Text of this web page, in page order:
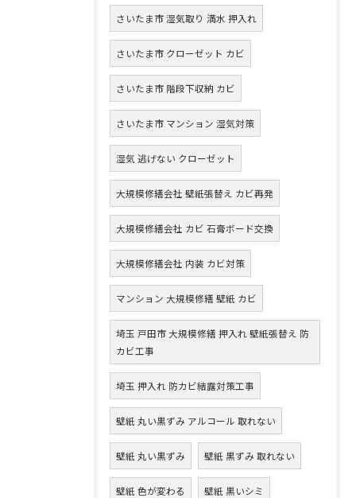
さいたま市 湿気取り 満水 押入れ
さいたま市 クローゼット カビ
さいたま市 階段下収納 カビ
さいたま市 マンション 湿気対策
湿気 逃げない クローゼット
大規模修繕会社 壁紙張替え カビ再発
大規模修繕会社 カビ 石膏ボード交換
大規模修繕会社 内装 カビ対策
マンション 大規模修繕 壁紙 カビ
埼玉 戸田市 大規模修繕 押入れ 壁紙張替え 防
カビ工事
埼玉 押入れ 防カビ結露対策工事
壁紙 丸い黒ずみ アルコール 取れない
壁紙 丸い黒ずみ 壁紙 黒ずみ 取れない
壁紙 色が変わる 壁紙 黒いシミ